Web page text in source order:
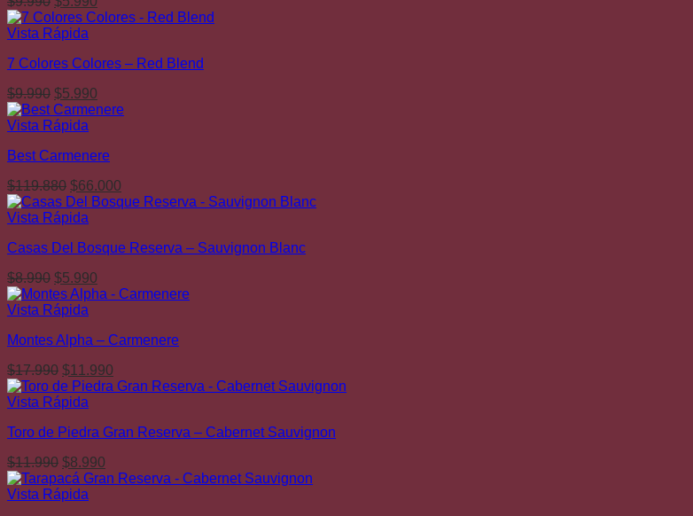
precio
original
$9.990.
precio
$5.990.
Vista Rápida
7 Colores Colores – Red Blend
$9.990 El
precio
original
$9.990.
$5.990
precio
$5.990.
Vista Rápida
Best Carmenere
$119.880 El
precio
original
$119.880.
$66.000
precio
$66.000.
Vista Rápida
Casas Del Bosque Reserva – Sauvignon Blanc
$8.990 El
precio
original
$8.990.
$5.990
precio
$5.990.
Vista Rápida
Montes Alpha – Carmenere
$17.990 El
precio
original
$17.990.
$11.990
precio
$11.990.
Vista Rápida
Toro de Piedra Gran Reserva – Cabernet Sauvignon
$11.990 El
precio
original
$8.990
precio
Vista Rápida